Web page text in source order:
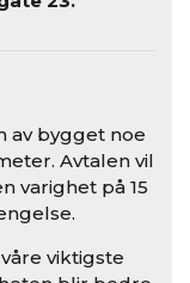
av bygget noe
Avtalen vil
varighet på 15
viktigste